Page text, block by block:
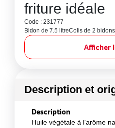
friture idéale
Code : 231777
Bidon de 7.5 litreColis de 2 bidons
Afficher
Description et
Description
Huile végétale à l'arôme